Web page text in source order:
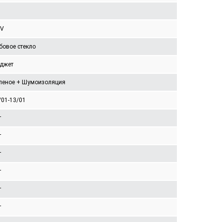
стекло
+ Шумоизоляция
13/01